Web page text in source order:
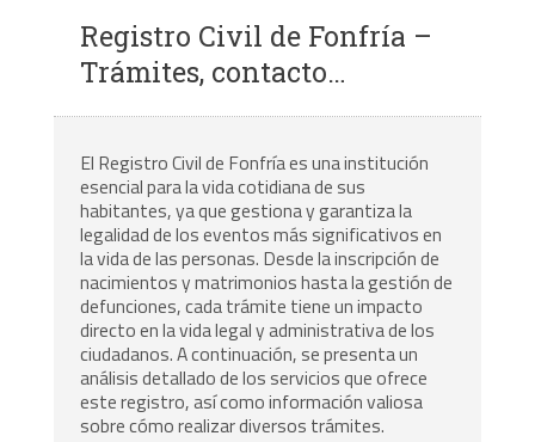
Registro Civil de Fonfría –
Trámites, contacto…
El Registro Civil de Fonfría es una institución
esencial para la vida cotidiana de sus
habitantes, ya que gestiona y garantiza la
legalidad de los eventos más significativos en
la vida de las personas. Desde la inscripción de
nacimientos y matrimonios hasta la gestión de
defunciones, cada trámite tiene un impacto
directo en la vida legal y administrativa de los
ciudadanos. A continuación, se presenta un
análisis detallado de los servicios que ofrece
este registro, así como información valiosa
sobre cómo realizar diversos trámites.